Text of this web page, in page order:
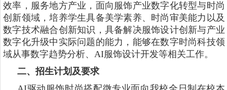
效率，服务地方产业，面向服饰产业数字化转型与时尚
创新领域，培养学生具备美学素养、时尚审美能力以及
数字技术融合创新知识，具备解决服饰设计创新与产业
数字化升级中实际问题的能力，能够在数字时尚科技领
域从事数字趋势分析、AI服饰设计开发等相关工作。
二、招生计划及要求